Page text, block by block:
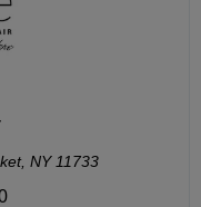
NY 11733